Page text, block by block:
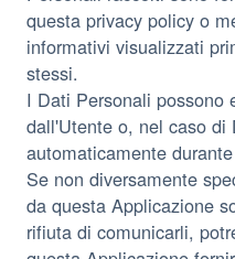
questa privacy policy o
informativi visualizzati
stessi.
I Dati Personali possono
dall'Utente o, nel caso
automaticamente
Se non diversamente
da questa Applicazione
rifiuta di comunicarli,